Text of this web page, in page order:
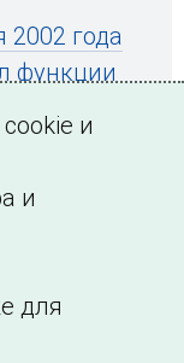
2002 года
функции
и
и
для